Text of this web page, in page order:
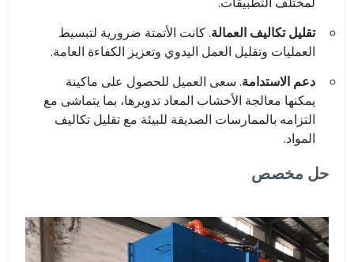
تقليل تكاليف العمالة. كانت الأتمتة ضرورية لتبسيط
العمليات وتقليل العمل اليدوي وتعزيز الكفاءة العامة.
دعم الاستدامة. سعى العميل للحصول على ماكينة
يمكنها معالجة الأخشاب المعاد تدويرها، بما يتماشى مع
التزامه بالممارسات الصديقة للبيئة مع تقليل تكاليف
المواد.
حل مخصص